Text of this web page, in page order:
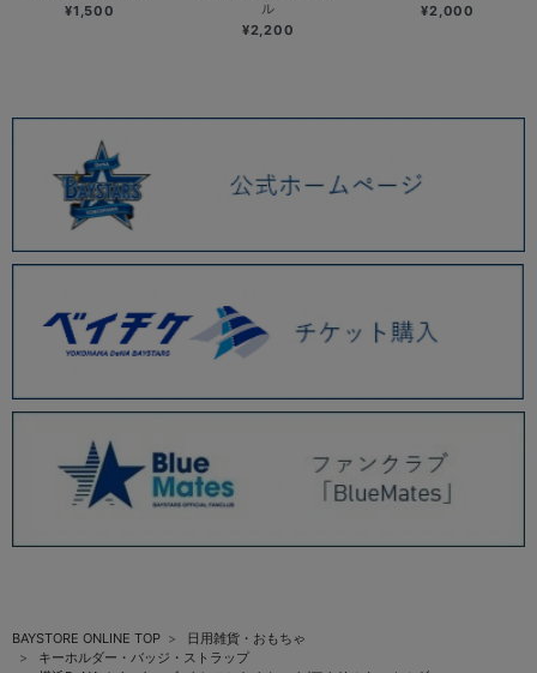
¥1,500
ル
¥2,200
¥2,000
BAYSTORE ONLINE TOP
日用雑貨・おもちゃ
キーホルダー・バッジ・ストラップ